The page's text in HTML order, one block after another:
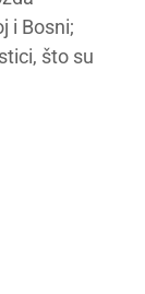
i Bosni;
što su